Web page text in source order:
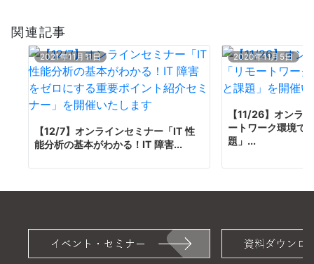
ョ
ン
関連記事
2021年11月11日
【12/7】オンラインセミナー「IT 性
能分析の基本がわかる！IT 障害...
2020年11月5日
【11/26】オンラ
ートワーク環境で
題」...